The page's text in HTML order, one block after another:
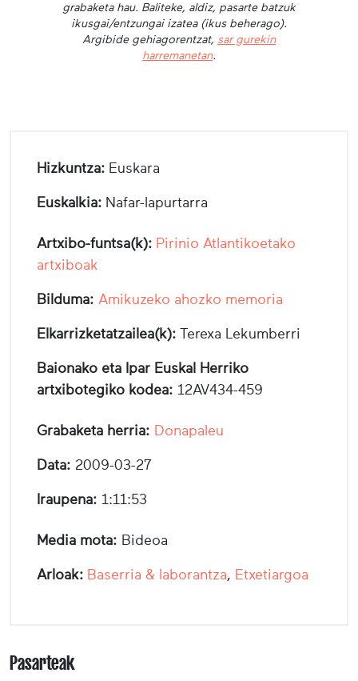
grabaketa hau. Baliteke, aldiz, pasarte batzuk
ikusgai/entzungai izatea (ikus beherago).
Argibide gehiagorentzat, sar gurekin
harremanetan.
Hizkuntza: Euskara
Euskalkia: Nafar-lapurtarra
Artxibo-funtsa(k): Pirinio Atlantikoetako
artxiboak
Bilduma: Amikuzeko ahozko memoria
Elkarrizketatzailea(k): Terexa Lekumberri
Baionako eta Ipar Euskal Herriko
artxibotegiko kodea: 12AV434-459
Grabaketa herria: Donapaleu
Data: 2009-03-27
Iraupena: 1:11:53
Media mota: Bideoa
Arloak: Baserria & laborantza, Etxetiargoa
Pasarteak